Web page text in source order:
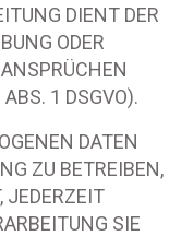
DIENT DER
ODER
1 DSGVO).
DATEN
ZU BETREIBEN,
JEDERZEIT
SIE